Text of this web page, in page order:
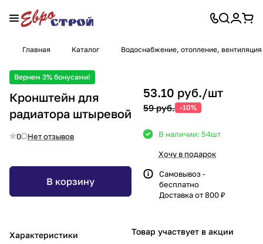
Главная Каталог Водоснабжение, отопление, вентиляция
Вернем 3% бонусами!
Кронштейн для
радиатора штыревой
0 Нет отзывов
В корзину
Характеристики
53.10 руб./шт
59 руб. -10%
В наличии: 54шт
Хочу в подарок
Самовывоз -
бесплатно
Доставка от 800 ₽
Товар участвует в акции